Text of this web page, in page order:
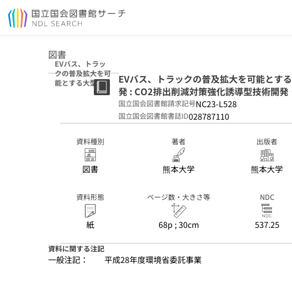
本文へ移動
図書
EVバス、トラッ
クの普及拡大を可
能とする大型車用
EVシステム技術
技術開発・実証事
EVバス、トラックの普及拡大を可能とす
発 : CO2排出削減対策強化誘導型技術開
国立国会図書館請求記号NC23-L528
国立国会図書館書誌ID028787110
資料種別
図書
著者
熊本大学
出版者
熊本大学
資料形態
紙
ページ数・大きさ等
68p ; 30cm
NDC
537.25
資料に関する注記
一般注記： 平成28年度環境省委託事業